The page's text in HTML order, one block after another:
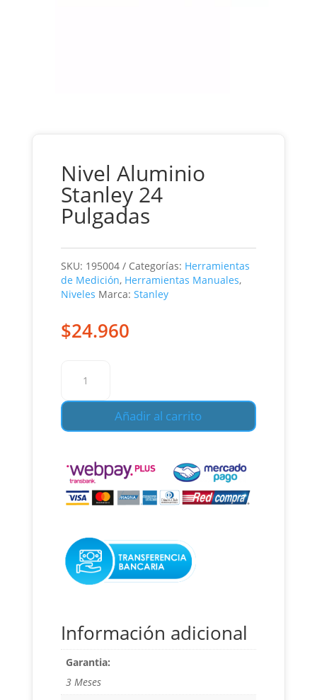
Nivel Aluminio
Stanley 24
Pulgadas
SKU: 195004 Categorías: Herramientas
de Medición, Herramientas Manuales,
Niveles Marca: Stanley
$24.960
Aluminio
Stanley
Pulgadas
Añadir al carrito
Información adicional
Garantia:
3 Meses